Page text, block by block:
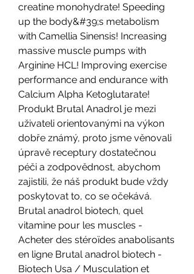
creatine monohydrate! Speeding
up the body&#39;s metabolism
with Camellia Sinensis! Increasing
massive muscle pumps with
Arginine HCL! Improving exercise
performance and endurance with
Calcium Alpha Ketoglutarate!
Produkt Brutal Anadrol je mezi
uživateli orientovanými na výkon
dobře známý, proto jsme věnovali
úpravě receptury dostatečnou
péči a zodpovědnost, abychom
zajistili, že náš produkt bude vždy
poskytovat to, co se očekává.
Brutal anadrol biotech, quel
vitamine pour les muscles -
Acheter des stéroïdes anabolisants
en ligne Brutal anadrol biotech -
Biotech Usa / Musculation et